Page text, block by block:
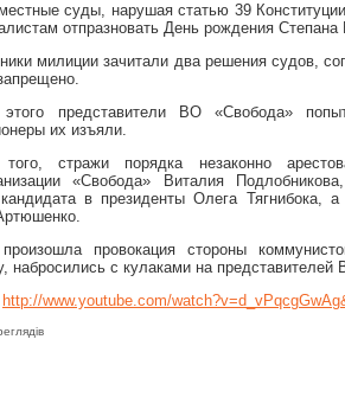
суды, нарушая статью 39
отпразновать День рождения
милиции зачитали два решения судов,
представители ВО «Свобода»
их изъяли.
стражи порядка незаконно
«Свобода» Виталия
в президенты Олега Тягнибока, а
провокация стороны
набросились с кулаками на
http://www.youtube.com/